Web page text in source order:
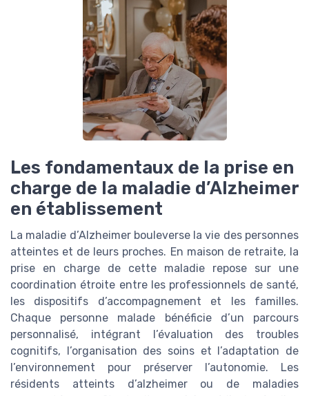
Les fondamentaux de la prise en
charge de la maladie d’Alzheimer
en établissement
La maladie d’Alzheimer bouleverse la vie des personnes
atteintes et de leurs proches. En maison de retraite, la
prise en charge de cette maladie repose sur une
coordination étroite entre les professionnels de santé,
les dispositifs d’accompagnement et les familles.
Chaque personne malade bénéficie d’un parcours
personnalisé, intégrant l’évaluation des troubles
cognitifs, l’organisation des soins et l’adaptation de
l’environnement pour préserver l’autonomie. Les
résidents atteints d’alzheimer ou de maladies